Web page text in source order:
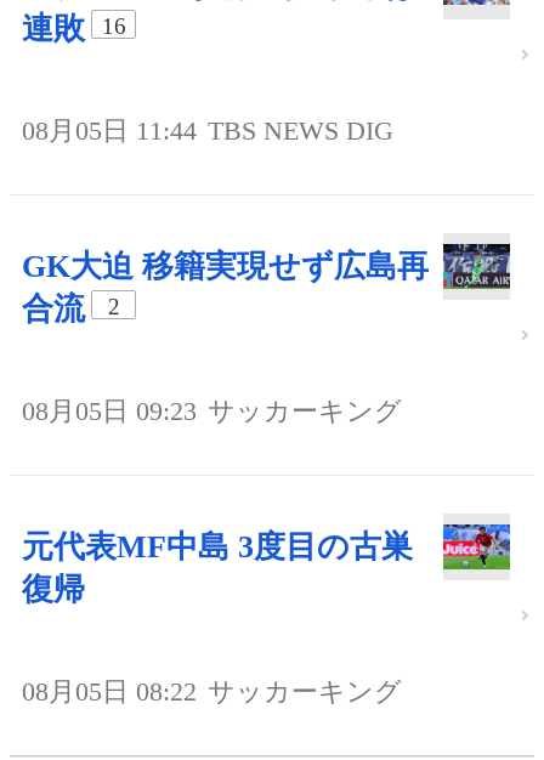
連敗
16
08月05日 11:44 TBS NEWS DIG
GK大迫 移籍実現せず広島再
合流
2
08月05日 09:23 サッカーキング
元代表MF中島 3度目の古巣
復帰
08月05日 08:22 サッカーキング